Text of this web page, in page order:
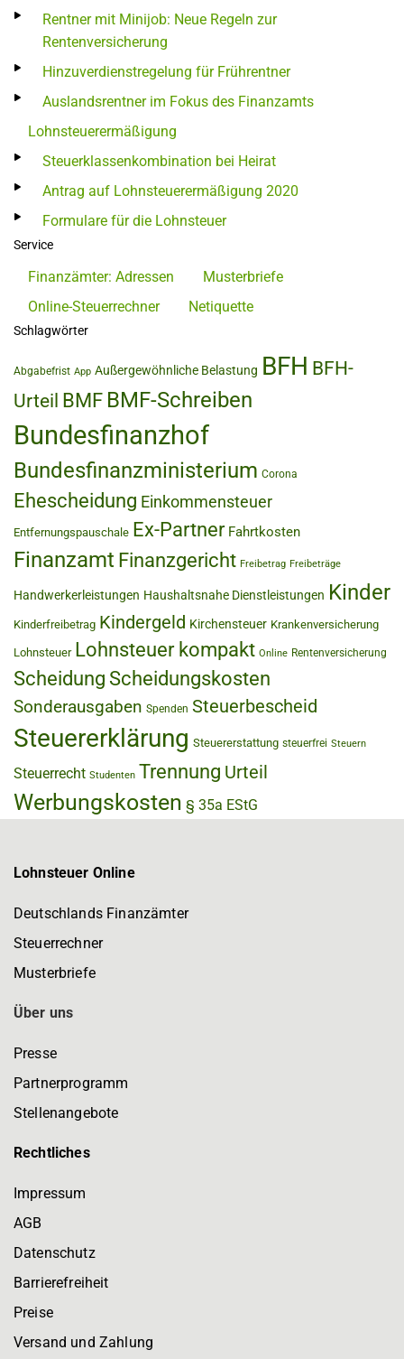
Rentner mit Minijob: Neue Regeln zur
Rentenversicherung
Hinzuverdienstregelung für Frührentner
Auslandsrentner im Fokus des Finanzamts
Lohnsteuerermäßigung
Steuerklassenkombination bei Heirat
Antrag auf Lohnsteuerermäßigung 2020
Formulare für die Lohnsteuer
Service
Finanzämter: Adressen
Musterbriefe
Online-Steuerrechner
Netiquette
Schlagwörter
Abgabefrist App Außergewöhnliche Belastung BFH BFH-
Urteil BMF BMF-Schreiben
Bundesfinanzhof
Bundesfinanzministerium Corona
Ehescheidung Einkommensteuer
Entfernungspauschale Ex-Partner Fahrtkosten
Finanzamt Finanzgericht Freibetrag Freibeträge
Handwerkerleistungen Haushaltsnahe Dienstleistungen Kinder
Kinderfreibetrag Kindergeld Kirchensteuer Krankenversicherung
Lohnsteuer Lohnsteuer kompakt Online Rentenversicherung
Scheidung Scheidungskosten
Sonderausgaben Spenden Steuerbescheid
Steuererklärung Steuererstattung steuerfrei Steuern
Steuerrecht Studenten Trennung Urteil
Werbungskosten § 35a EStG
Lohnsteuer Online
Deutschlands Finanzämter
Steuerrechner
Musterbriefe
Über uns
Presse
Partnerprogramm
Stellenangebote
Rechtliches
Impressum
AGB
Datenschutz
Barrierefreiheit
Preise
Versand und Zahlung